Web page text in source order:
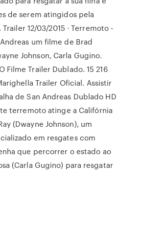
de serem atingidos pela
12/03/2015 · Terremoto -
um filme de Brad
Johnson, Carla Gugino.
Filme Trailer Dublado. 15 216
Trailer Oficial. Assistir
de San Andreas Dublado HD
terremoto atinge a Califórnia
(Dwayne Johnson), um
em resgates com
que percorrer o estado ao
(Carla Gugino) para resgatar